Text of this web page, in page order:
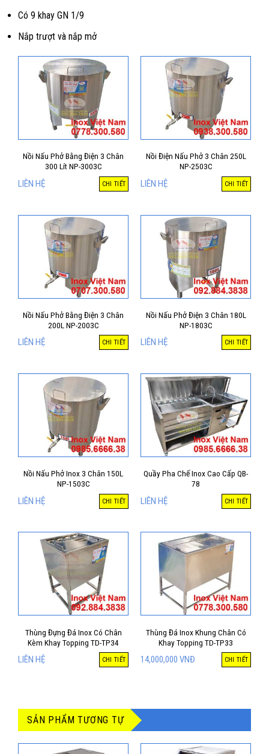
Có 9 khay GN 1/9
Nắp trượt và nắp mở
Nồi Nấu Phở Bằng Điện 3 Chân
300 Lít NP-3003C
LIÊN HỆ CHI TIẾT
Nồi Điện Nấu Phở 3 Chân 250L
NP-2503C
LIÊN HỆ CHI TIẾT
Nồi Nấu Phở Bằng Điện 3 Chân
200L NP-2003C
LIÊN HỆ CHI TIẾT
Nồi Nấu Phở Điện 3 Chân 180L
NP-1803C
LIÊN HỆ CHI TIẾT
Nồi Nấu Phở Inox 3 Chân 150L
NP-1503C
LIÊN HỆ CHI TIẾT
Quầy Pha Chế Inox Cao Cấp QB-
78
LIÊN HỆ CHI TIẾT
Thùng Đựng Đá Inox Có Chân
Kèm Khay Topping TD-TP34
LIÊN HỆ CHI TIẾT
Thùng Đá Inox Khung Chân Có
Khay Topping TD-TP33
14,000,000 VNĐ CHI TIẾT
SẢN PHẨM TƯƠNG TỰ